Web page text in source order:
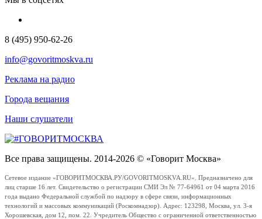
8 (495) 950-62-26
info@govoritmoskva.ru
Реклама на радио
Города вещания
Наши слушатели
Все права защищены. 2014-2026 © «Говорит Москва»
Сетевое издание «ГОВОРИТМОСКВА.РУ/GOVORITMOSKVA.RU». Предназначено для
лиц старше 16 лет. Свидетельство о регистрации СМИ Эл № 77-64961 от 04 марта 2016
года выдано Федеральной службой по надзору в сфере связи, информационных
технологий и массовых коммуникаций (Роскомнадзор). Адрес: 123298, Москва, ул. 3-я
Хорошевская, дом 12, пом. 22. Учредитель Общество с ограниченной ответственностью